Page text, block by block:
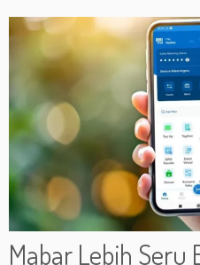
Mabar Lebih Seru